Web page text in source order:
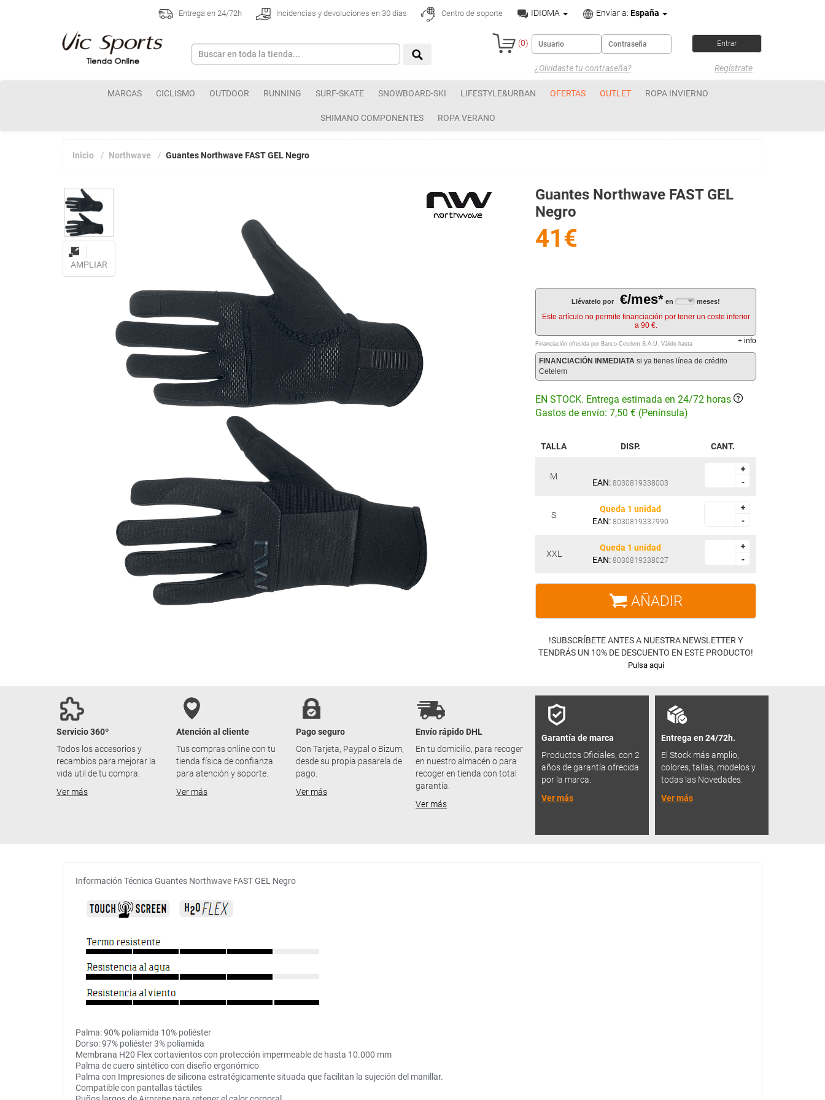
Entrega en 24/72h Incidencias y devoluciones en 30 días Centro de soporte IDIOMA Enviar a: España
(0)
¿Olvidaste tu contraseña? Regístrate
MARCAS CICLISMO OUTDOOR RUNNING SURF-SKATE SNOWBOARD-SKI LIFESTYLE&URBAN OFERTAS OUTLET ROPA INVIERNO
SHIMANO COMPONENTES ROPA VERANO
Inicio Northwave Guantes Northwave FAST GEL Negro
AMPLIAR
Guantes Northwave FAST GEL
Negro
41€
Llévatelo por €/mes* en meses!
Este artículo no permite financiación por tener un coste inferior
a 90 €.
Financiación ofrecida por Banco Cetelem S.A.U. Válido hasta + info
FINANCIACIÓN INMEDIATA si ya tienes línea de crédito
Cetelem
EN STOCK. Entrega estimada en 24/72 horas
Gastos de envío: 7,50 € (Península)
TALLA DISP. CANT.
M
EAN: 8030819338003
+
-
+
-
S
Queda 1 unidad
EAN: 8030819337990
+
-
+
-
XXL
Queda 1 unidad
EAN: 8030819338027
+
-
+
-
AÑADIR
!SUBSCRÍBETE ANTES A NUESTRA NEWSLETTER Y
TENDRÁS UN 10% DE DESCUENTO EN ESTE PRODUCTO!
Pulsa aquí
Servicio 360º
Todos los accesorios y
recambios para mejorar la
vida util de tu compra.
Ver más
Atención al cliente
Tus compras online con tu
tienda física de confianza
para atención y soporte.
Ver más
Pago seguro
Con Tarjeta, Paypal o Bizum,
desde su propia pasarela de
pago.
Ver más
Envío rápido DHL
En tu domicilio, para recoger
en nuestro almacén o para
recoger en tienda con total
garantía.
Ver más
Garantía de marca
Productos Oficiales, con 2
años de garantía ofrecida
por la marca.
Ver más
Entrega en 24/72h.
El Stock más amplio,
colores, tallas, modelos y
todas las Novedades.
Ver más
Información Técnica Guantes Northwave FAST GEL Negro
Palma: 90% poliamida 10% poliéster
Dorso: 97% poliéster 3% poliamida
Membrana H20 Flex cortavientos con protección impermeable de hasta 10.000 mm
Palma de cuero sintético con diseño ergonómico
Palma con Impresiones de silicona estratégicamente situada que facilitan la sujeción del manillar.
Compatible con pantallas táctiles